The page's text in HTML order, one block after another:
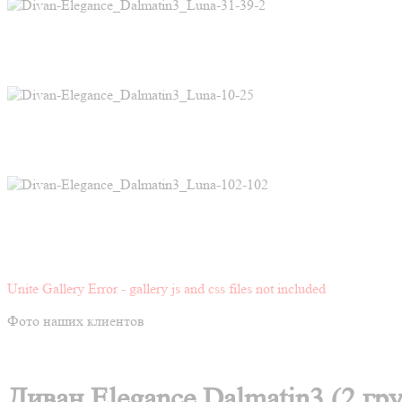
Unite Gallery Error - gallery js and css files not included
Фото наших клиентов